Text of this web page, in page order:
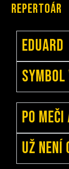
Repertoár
Eduard
Po
Už